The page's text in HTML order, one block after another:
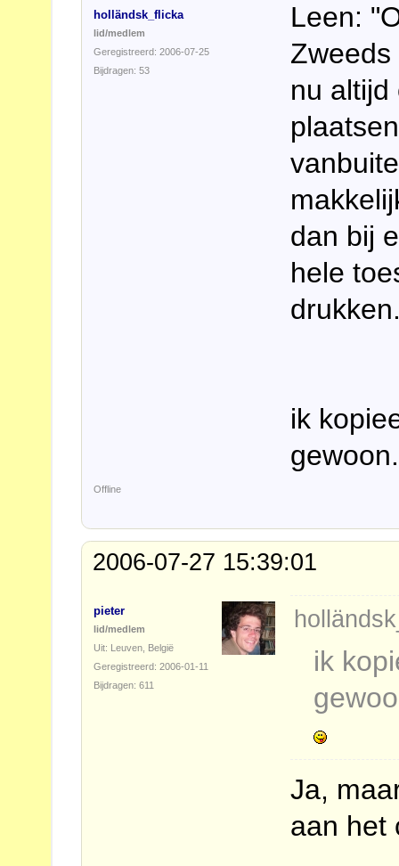
holländsk_flicka
lid/medlem
Geregistreerd: 2006-07-25
Bijdragen: 53
Leen:
nu altijd
dan bij
hele
ik
Offline
2006-07-27 15:39:01
pieter
lid/medlem
Uit: Leuven, België
Geregistreerd: 2006-01-11
Bijdragen: 611
ik
Ja,
aan het